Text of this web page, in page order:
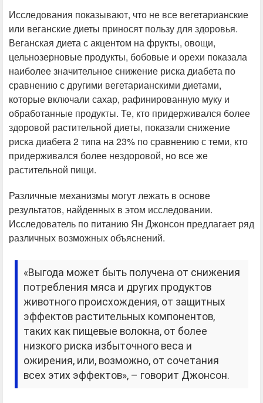
Исследования показывают, что не все вегетарианские
или веганские диеты приносят пользу для здоровья.
Веганская диета с акцентом на фрукты, овощи,
цельнозерновые продукты, бобовые и орехи показала
наиболее значительное снижение риска диабета по
сравнению с другими вегетарианскими диетами,
которые включали сахар, рафинированную муку и
обработанные продукты. Те, кто придерживался более
здоровой растительной диеты, показали снижение
риска диабета 2 типа на 23% по сравнению с теми, кто
придерживался более нездоровой, но все же
растительной пищи.
Различные механизмы могут лежать в основе
результатов, найденных в этом исследовании.
Исследователь по питанию Ян Джонсон предлагает ряд
различных возможных объяснений.
«Выгода может быть получена от снижения
потребления мяса и других продуктов
животного происхождения, от защитных
эффектов растительных компонентов,
таких как пищевые волокна, от более
низкого риска избыточного веса и
ожирения, или, возможно, от сочетания
всех этих эффектов», – говорит Джонсон.